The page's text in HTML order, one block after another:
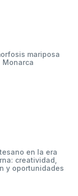
mariposa
Monarca
en la era
creatividad,
y oportunidades